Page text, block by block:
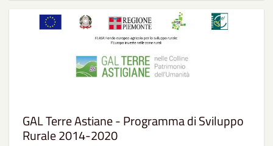
GAL Terre Astiane - Programma di Sviluppo
Rurale 2014-2020